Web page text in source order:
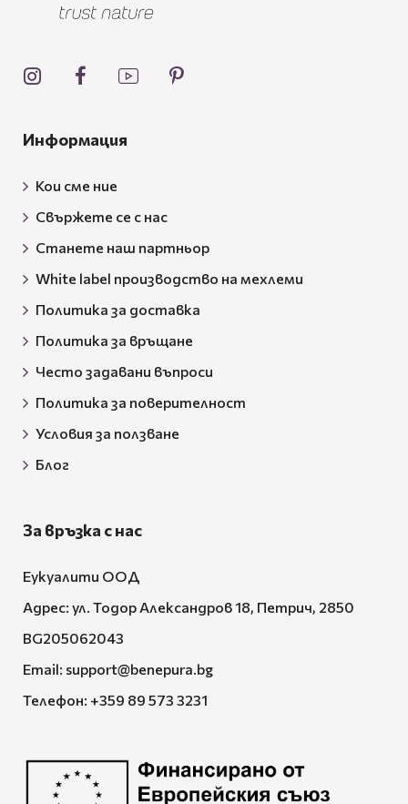
Информация
Кои сме ние
Свържете се с нас
Станете наш партньор
White label производство на мехлеми
Политика за доставка
Политика за връщане
Често задавани въпроси
Политика за поверителност
Условия за ползване
Блог
За връзка с нас
Еукуалити ООД
Адрес: ул. Тодор Александров 18, Петрич, 2850
BG205062043
Email: support@benepura.bg
Телефон: +359 89 573 3231